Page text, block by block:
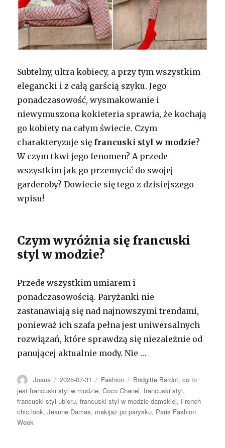
Subtelny, ultra kobiecy, a przy tym wszystkim
elegancki i z całą garścią szyku. Jego
ponadczasowość, wysmakowanie i
niewymuszona kokieteria sprawia, że kochają
go kobiety na całym świecie. Czym
charakteryzuje się francuski styl w modzie?
W czym tkwi jego fenomen? A przede
wszystkim jak go przemycić do swojej
garderoby? Dowiecie się tego z dzisiejszego
wpisu!
Czym wyróżnia się francuski
styl w modzie?
Przede wszystkim umiarem i
ponadczasowością. Paryżanki nie
zastanawiają się nad najnowszymi trendami,
ponieważ ich szafa pełna jest uniwersalnych
rozwiązań, które sprawdzą się niezależnie od
panującej aktualnie mody. Nie …
Autor
Joana Opublikowano
2025-07-31 Kategorie
Fashion Tagi
Bridgitte Bardot,co to
jest francuski styl w modzie,Coco Chanel,francuski styl,
francuski styl ubioru,francuski styl w modzie damskiej, French
chic look,Jeanne Damas, makijaż po parysku, Paris Fashion
Week